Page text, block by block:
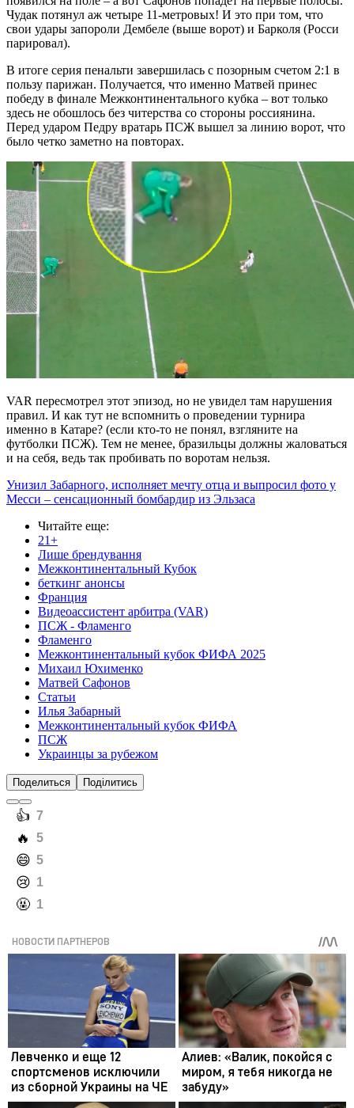
Чудак потянул аж четыре 11-метровых! И это при том, что
свои удары запороли Дембеле (выше ворот) и Барколя (Росси
парировал).
В итоге серия пенальти завершилась с позорным счетом 2:1 в
пользу парижан. Получается, что именно Матвей принес
победу в финале Межконтинентального кубка – вот только
здесь не обошлось без читерства со стороны россиянина.
Перед ударом Педру вратарь ПСЖ вышел за линию ворот, что
было четко заметно на повторах.
VAR пересмотрел этот эпизод, но не увидел там нарушения
правил. И как тут не вспомнить о проведении турнира
именно в Катаре? (если кто-то не понял, взгляните на
футболки ПСЖ). Тем не менее, бразильцы должны жаловаться
и на себя, ведь так пробивать по воротам нельзя.
Унизил Забарного, исполняет мечту отца и выпросил фото у
Месси – сенсационный бомбардир из Эльзаса
Читайте еще:
21+
Лише брендування
Межконтинентальный Кубок
беткинг анонсы
Франция
Видеоассистент арбитра (VAR)
ПСЖ - Фламенго
Фламенго
Межконтинентальный кубок ФИФА 2025
Михаил Юхименко
Матвей Сафонов
Статьи
Илья Забарный
Межконтинентальный кубок ФИФА
ПСЖ
Украинцы за рубежом
Поделиться Поділитись
️👍 7
️🔥 5
️😄 5
️😢 1
️🤬 1